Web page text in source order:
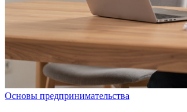
Основы предпринимательства